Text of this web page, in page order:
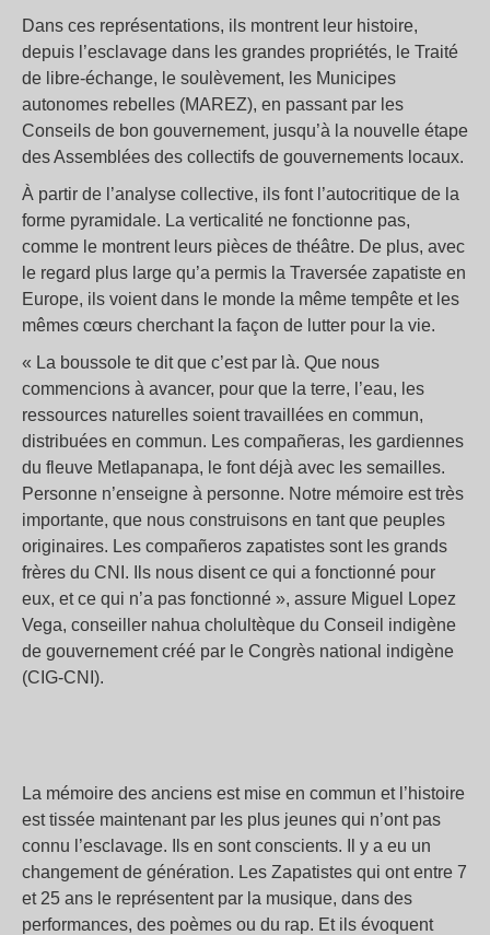
Dans ces représentations, ils montrent leur histoire,
depuis l’esclavage dans les grandes propriétés, le Traité
de libre-échange, le soulèvement, les Municipes
autonomes rebelles (MAREZ), en passant par les
Conseils de bon gouvernement, jusqu’à la nouvelle étape
des Assemblées des collectifs de gouvernements locaux.
À partir de l’analyse collective, ils font l’autocritique de la
forme pyramidale. La verticalité ne fonctionne pas,
comme le montrent leurs pièces de théâtre. De plus, avec
le regard plus large qu’a permis la Traversée zapatiste en
Europe, ils voient dans le monde la même tempête et les
mêmes cœurs cherchant la façon de lutter pour la vie.
« La boussole te dit que c’est par là. Que nous
commencions à avancer, pour que la terre, l’eau, les
ressources naturelles soient travaillées en commun,
distribuées en commun. Les compañeras, les gardiennes
du fleuve Metlapanapa, le font déjà avec les semailles.
Personne n’enseigne à personne. Notre mémoire est très
importante, que nous construisons en tant que peuples
originaires. Les compañeros zapatistes sont les grands
frères du CNI. Ils nous disent ce qui a fonctionné pour
eux, et ce qui n’a pas fonctionné », assure Miguel Lopez
Vega, conseiller nahua cholultèque du Conseil indigène
de gouvernement créé par le Congrès national indigène
(CIG-CNI).
La mémoire des anciens est mise en commun et l’histoire
est tissée maintenant par les plus jeunes qui n’ont pas
connu l’esclavage. Ils en sont conscients. Il y a eu un
changement de génération. Les Zapatistes qui ont entre 7
et 25 ans le représentent par la musique, dans des
performances, des poèmes ou du rap. Et ils évoquent